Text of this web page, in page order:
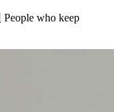
People who keep